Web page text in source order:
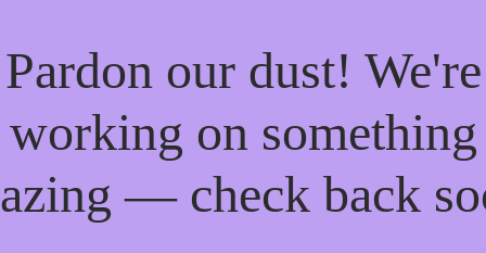
Pardon our dust! We're
working on something
— check back